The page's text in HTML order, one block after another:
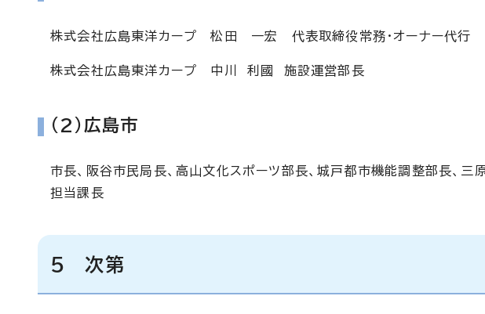
株式会社広島東洋カープ 松田 一宏 代表取締役常務・オーナー代行
株式会社広島東洋カープ 中川 利國 施設運営部長
(2)広島市
市長、阪谷市民局長、高山文化スポーツ部長、城戸都市機能調整部長、
担当課長
5 次第